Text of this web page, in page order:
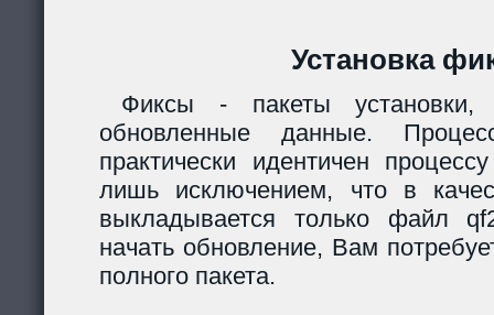
Установка
Фиксы - пакеты установки,
обновленные данные.
практически идентичен
лишь исключением, что в
выкладывается только файл
начать обновление, Вам
полного пакета.